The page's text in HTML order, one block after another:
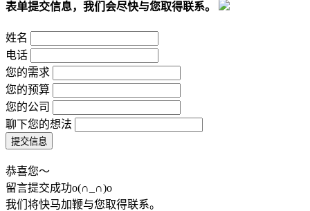
表单提交信息，我们会尽快与您取得联系。
姓名
电话
您的需求
您的预算
您的公司
聊下您的想法
恭喜您～
留言提交成功o(∩_∩)o
我们将快马加鞭与您取得联系。